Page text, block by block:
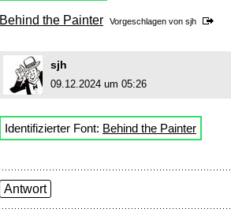
Behind the Painter Vorgeschlagen von sjh
sjh
09.12.2024 um 05:26
Identifizierter Font: Behind the Painter
Antwort